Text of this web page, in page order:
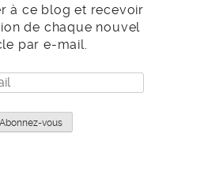
à ce blog et recevoir
de chaque nouvel
par e-mail.
Abonnez-vous